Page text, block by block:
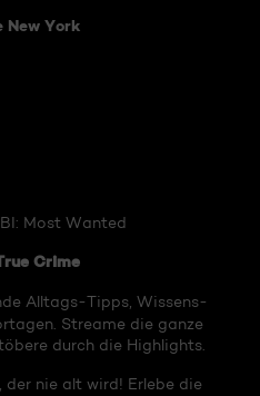
New York
Most Wanted
Crime
Alltags-Tipps, Wissens-
Streame die ganze
durch die Highlights.
der nie alt wird! Erlebe die